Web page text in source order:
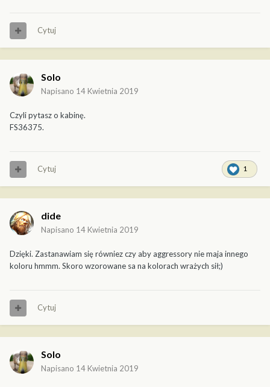
Cytuj
Solo
Napisano 14 Kwietnia 2019
Czyli pytasz o kabinę.
FS36375.
1
Cytuj
dide
Napisano 14 Kwietnia 2019
Dzięki. Zastanawiam się równiez czy aby aggressory nie maja innego
koloru hmmm. Skoro wzorowane sa na kolorach wrażych sił;)
Cytuj
Solo
Napisano 14 Kwietnia 2019